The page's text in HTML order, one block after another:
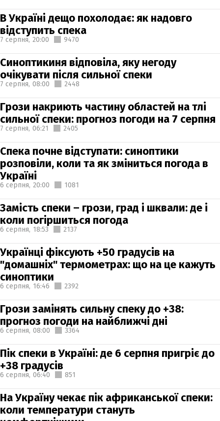
В Україні дещо похолодає: як надовго
відступить спека
7 серпня, 20:00 9470
Синоптикиня відповіла, яку негоду
очікувати після сильної спеки
7 серпня, 08:00 2448
Грози накриють частину областей на тлі
сильної спеки: прогноз погоди на 7 серпня
7 серпня, 06:21 2405
Спека почне відступати: синоптики
розповіли, коли та як зміниться погода в
Україні
6 серпня, 20:00 1081
Замість спеки – грози, град і шквали: де і
коли погіршиться погода
6 серпня, 18:53 2137
Українці фіксують +50 градусів на
"домашніх" термометрах: що на це кажуть
синоптики
6 серпня, 16:46 2392
Грози замінять сильну спеку до +38:
прогноз погоди на найближчі дні
6 серпня, 08:00 3364
Пік спеки в Україні: де 6 серпня пригріє до
+38 градусів
6 серпня, 06:40 851
На Україну чекає пік африканської спеки:
коли температури стануть